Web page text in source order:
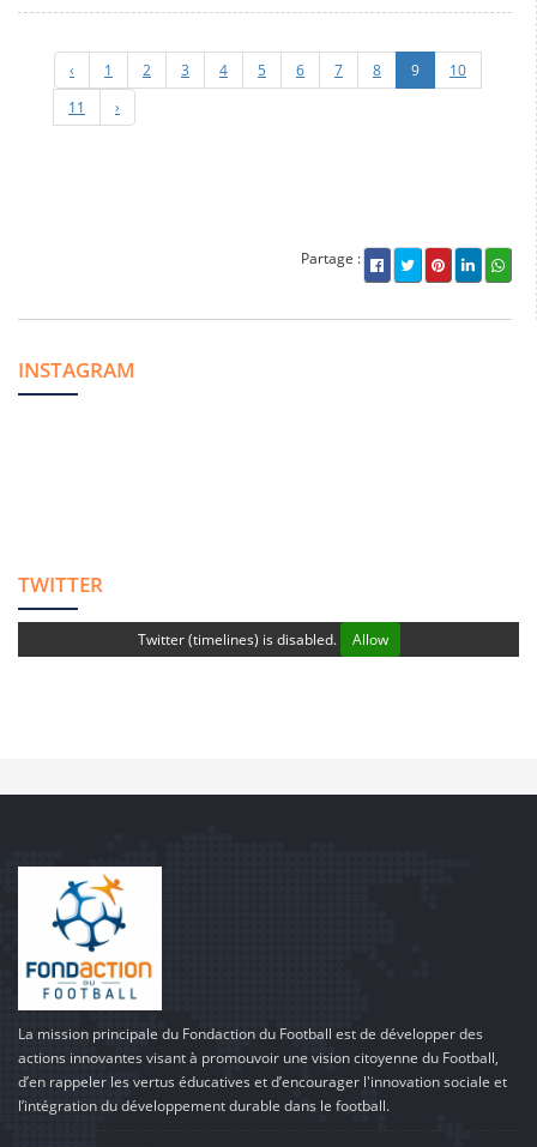
‹ 1 2 3 4 5 6 7 8 9
10
11
›
Partage :
INSTAGRAM
TWITTER
Twitter (timelines) is disabled. Allow
La mission principale du Fondaction du Football est de développer des
actions innovantes visant à promouvoir une vision citoyenne du Football,
d’en rappeler les vertus éducatives et d’encourager l'innovation sociale et
l’intégration du développement durable dans le football.